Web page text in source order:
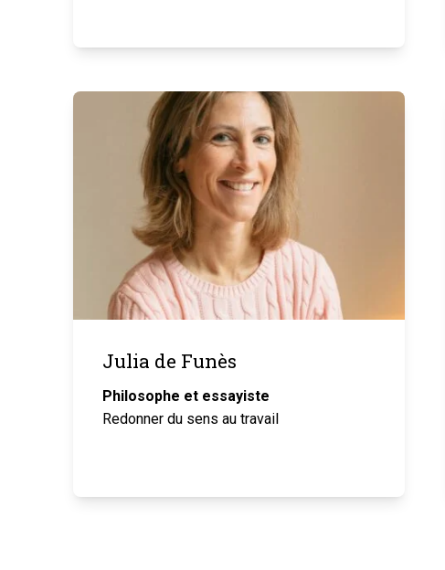
Julia de Funès
Philosophe et essayiste
Redonner du sens au travail